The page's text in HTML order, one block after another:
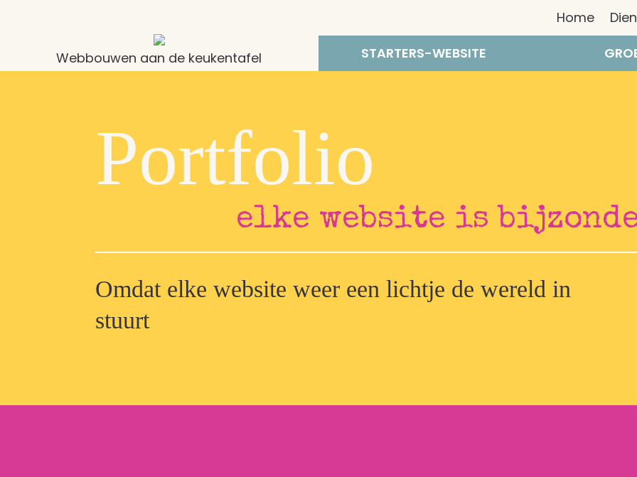
Webbouwen aan de keukentafel
Home
STARTERS-WEBSITE
Portfolio
elke website is
Omdat elke website weer een lichtje de wereld in
stuurt